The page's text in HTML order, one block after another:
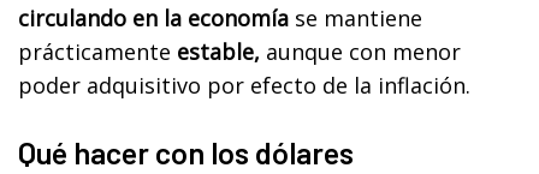
circulando en la economía se mantiene
prácticamente estable, aunque con menor
poder adquisitivo por efecto de la inflación.
Qué hacer con los dólares